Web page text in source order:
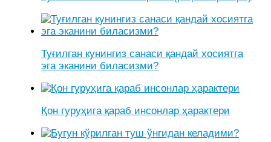
Туғилган кунингиз санаси қандай хосиятга
эга эканини биласизми?
Қон гуруҳига қараб инсонлар ҳарактери